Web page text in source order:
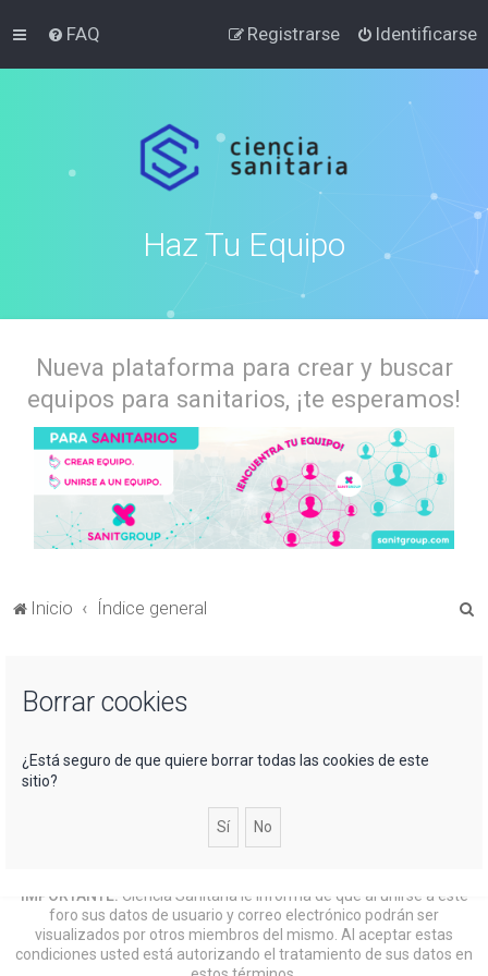
FAQ Identificarse
Registrarse
Haz Tu Equipo
Nueva plataforma para crear y buscar
equipos para sanitarios, ¡te esperamos!
Inicio Índice general
Borrar cookies
¿Está seguro de que quiere borrar todas las cookies de este
sitio?
IMPORTANTE: Ciencia Sanitaria le informa de que al unirse a este
foro sus datos de usuario y correo electrónico podrán ser
visualizados por otros miembros del mismo. Al aceptar estas
condiciones usted está autorizando el tratamiento de sus datos en